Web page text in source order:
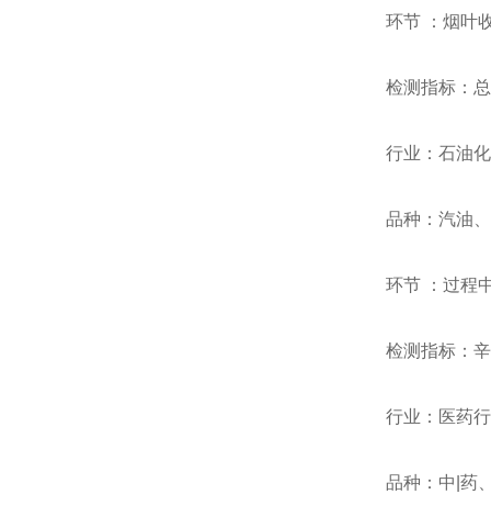
环节 ：烟叶
检测指标：
行业：石油
品种：汽油
环节 ：过程
检测指标：
行业：医药
品种：中|药